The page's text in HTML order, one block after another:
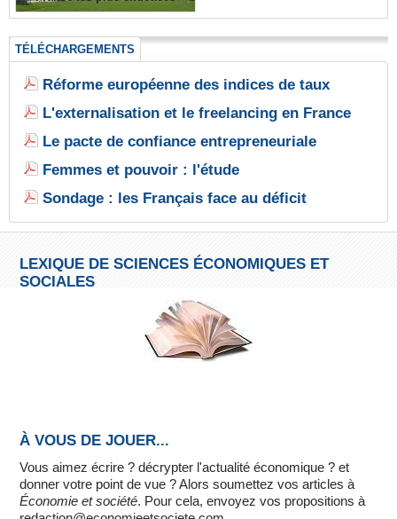
TÉLÉCHARGEMENTS
Réforme européenne des indices de taux
L'externalisation et le freelancing en France
Le pacte de confiance entrepreneuriale
Femmes et pouvoir : l'étude
Sondage : les Français face au déficit
LEXIQUE DE SCIENCES ÉCONOMIQUES ET
SOCIALES
À VOUS DE JOUER...
Vous aimez écrire ? décrypter l'actualité économique ? et
donner votre point de vue ? Alors soumettez vos articles à
Économie et société. Pour cela, envoyez vos propositions à